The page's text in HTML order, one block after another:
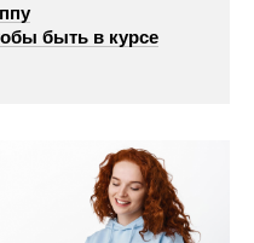
быть в курсе